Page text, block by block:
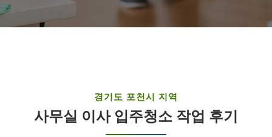
경기도 포천시 지역
사무실 이사 입주청소 작업 후기